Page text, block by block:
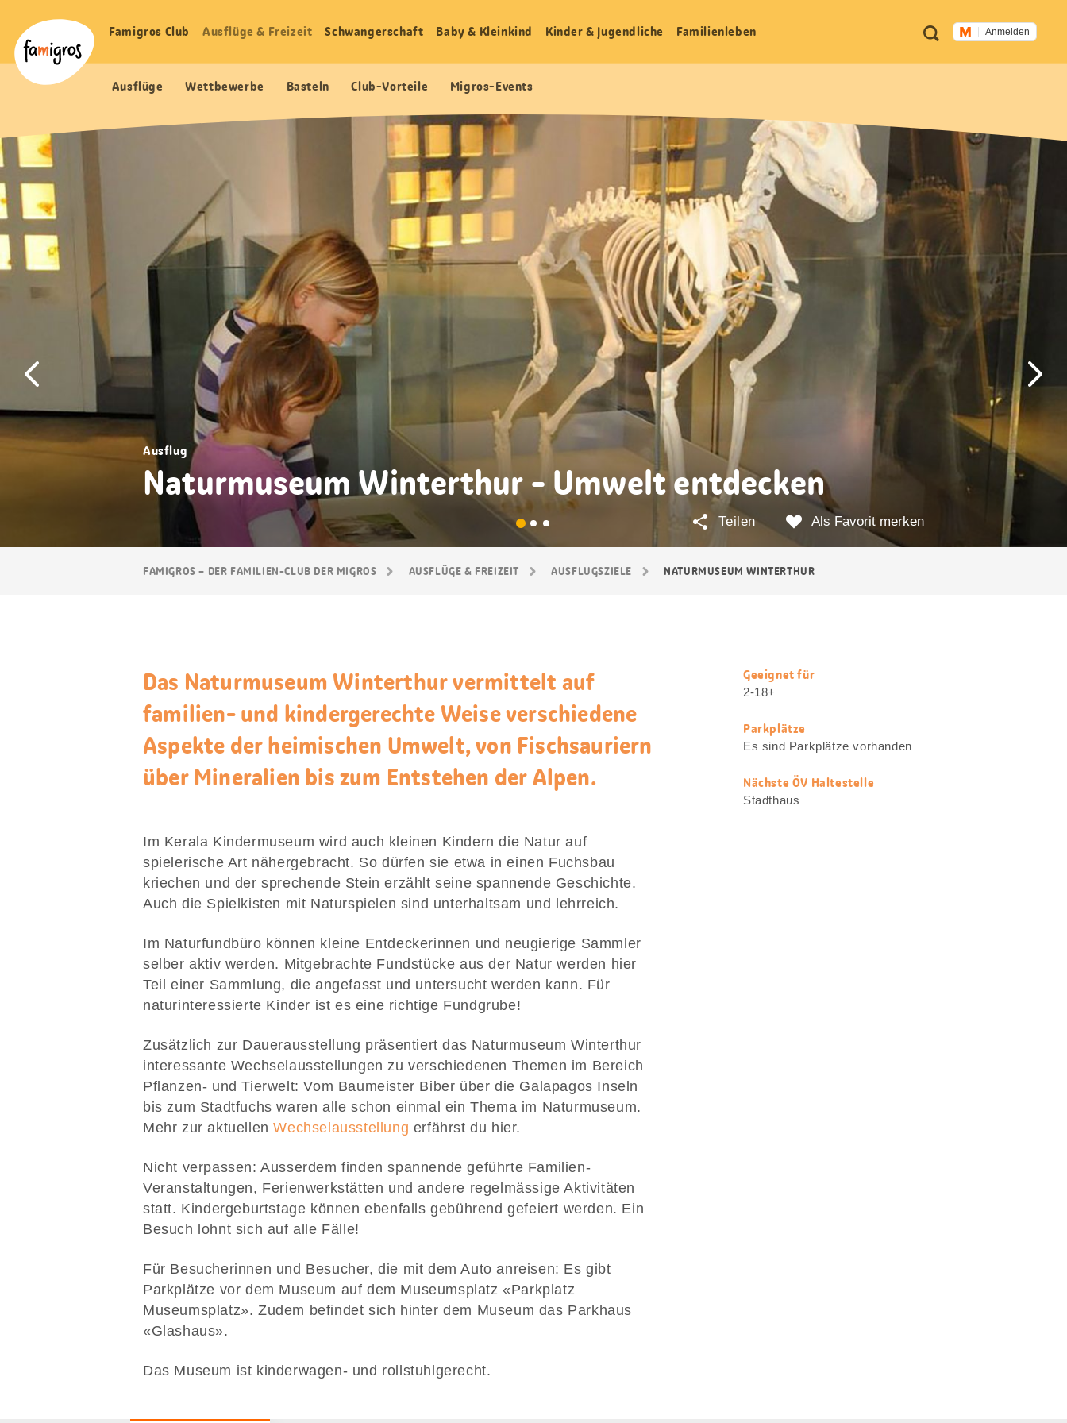
Navigation
Logo
Meta
Navigation
Suche Anmelden
Haupt
Famigros Club Ausflüge & Freizeit Schwangerschaft Baby & Kleinkind Kinder & Jugendliche Familien­leben
Ausflüge Wettbewerbe Basteln Club-Vorteile Migros-Events
FAMIGROS – DER FAMILIEN-CLUB DER MIGROS AUSFLÜGE & FREIZEIT AUSFLUGSZIELE NATURMUSEUM WINTERTHUR
Ausflug
Naturmuseum Winterthur - Umwelt entdecken
Als Favorit merken
Teilen
Das Naturmuseum Winterthur vermittelt auf
familien- und kindergerechte Weise verschiedene
Aspekte der heimischen Umwelt, von Fischsauriern
über Mineralien bis zum Entstehen der Alpen.
Im Kerala Kindermuseum wird auch kleinen Kindern die Natur auf
spielerische Art nähergebracht. So dürfen sie etwa in einen Fuchsbau
kriechen und der sprechende Stein erzählt seine spannende Geschichte.
Auch die Spielkisten mit Naturspielen sind unterhaltsam und lehrreich.
Im Naturfundbüro können kleine Entdeckerinnen und neugierige Sammler
selber aktiv werden. Mitgebrachte Fundstücke aus der Natur werden hier
Teil einer Sammlung, die angefasst und untersucht werden kann. Für
naturinteressierte Kinder ist es eine richtige Fundgrube!
Zusätzlich zur Dauerausstellung präsentiert das Naturmuseum Winterthur
interessante Wechselausstellungen zu verschiedenen Themen im Bereich
Pflanzen- und Tierwelt: Vom Baumeister Biber über die Galapagos Inseln
bis zum Stadtfuchs waren alle schon einmal ein Thema im Naturmuseum.
Mehr zur aktuellenWechselausstellung erfährst du hier.
Nicht verpassen: Ausserdem finden spannende geführte Familien-
Veranstaltungen, Ferienwerkstätten und andere regelmässige Aktivitäten
statt. Kindergeburtstage können ebenfalls gebührend gefeiert werden. Ein
Besuch lohnt sich auf alle Fälle!
Für Besucherinnen und Besucher, die mit dem Auto anreisen: Es gibt
Parkplätze vor dem Museum auf dem Museumsplatz «Parkplatz
Museumsplatz». Zudem befindet sich hinter dem Museum das Parkhaus
«Glashaus».
Das Museum ist kinderwagen- und rollstuhlgerecht.
Nützliche
Informationen
Geeignet für
2-18+
Parkplätze
Es sind Parkplätze vorhanden
Nächste ÖV Haltestelle
Stadthaus